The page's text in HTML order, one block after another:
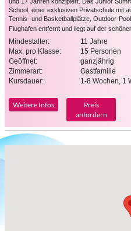
School, einer exklusiven Privatschule mit
Tennis- und Basketballplätze, Outdoor-
Flughafen entfernt und liegt auf der
Mindestalter:
11 Jahre
Max. pro Klasse:
15 Personen
Geöffnet:
ganzjährig
Zimmerart:
Gastfamilie
Kursdauer:
1-8 Wochen, 1
Weitere Infos
Preis
anfordern